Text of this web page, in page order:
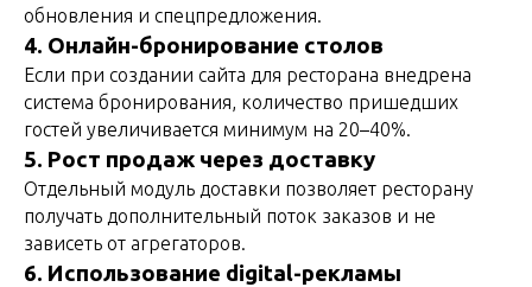
обновления и спецпредложения.
4. Онлайн-бронирование столов
Если при создании сайта для ресторана внедрена
система бронирования, количество пришедших
гостей увеличивается минимум на 20–40%.
5. Рост продаж через доставку
Отдельный модуль доставки позволяет ресторану
получать дополнительный поток заказов и не
зависеть от агрегаторов.
6. Использование digital-рекламы